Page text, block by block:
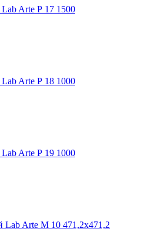
Lab Arte Р 17 1500
Lab Arte Р 18 1000
Lab Arte Р 19 1000
Lab Arte М 10 471,2х471,2